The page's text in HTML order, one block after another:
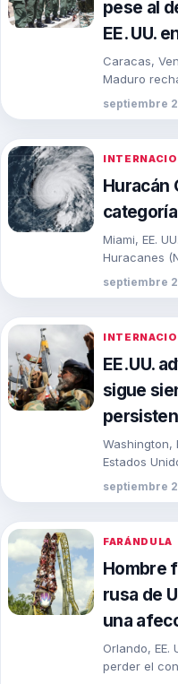
pese al
EE. UU.
Caracas,
Maduro
por
septiembre
Huracán
Miami, EE.
Huracanes
tormenta
[…]
septiembre
EE. UU.
sigue
Washington,
Estados
recientes
Qaeda para
septiembre
FARÁNDULA
Hombre
rusa de
una
Orlando, EE.
perder el